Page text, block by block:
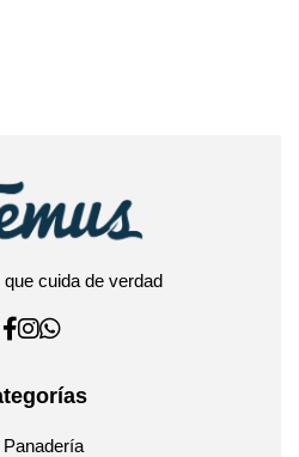
cuida de verdad
Panadería